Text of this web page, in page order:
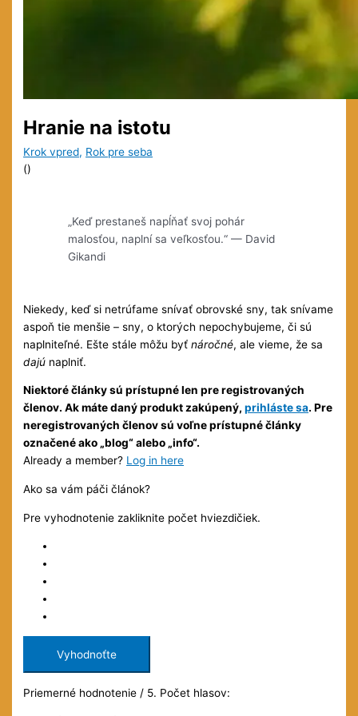
Hranie na istotu
Krok vpred, Rok pre seba
()
„Keď prestaneš napĺňať svoj pohár
malosťou, naplní sa veľkosťou.“ — David
Gikandi
Niekedy, keď si netrúfame snívať obrovské sny, tak snívame
aspoň tie menšie – sny, o ktorých nepochybujeme, či sú
naplniteľné. Ešte stále môžu byťnáročné, ale vieme, že sa
dajú naplniť.
Niektoré články sú prístupné len pre registrovaných
členov. Ak máte daný produkt zakúpený,prihláste sa. Pre
neregistrovaných členov sú voľne prístupné články
označené ako „blog“ alebo „info“.
Already a member? Log in here
Ako sa vám páči článok?
Pre vyhodnotenie zakliknite počet hviezdičiek.
Vyhodnoťte
Priemerné hodnotenie / 5. Počet hlasov: